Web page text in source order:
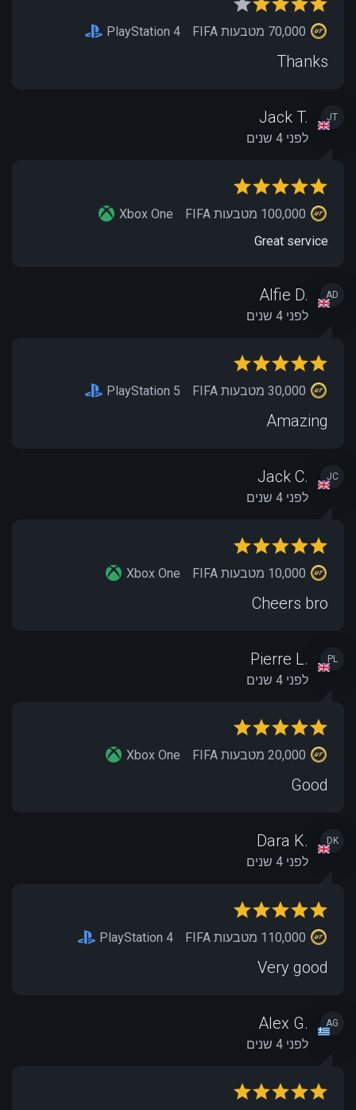
PlayStation 4
Thanks
JT
Jack T.
לפני 4 שנים
Xbox One
Great service
AD
Alfie D.
לפני 4 שנים
PlayStation 5
Amazing
JC
Jack C.
לפני 4 שנים
Xbox One
Cheers bro
PL
Pierre L.
לפני 4 שנים
Xbox One
Good
DK
Dara K.
לפני 4 שנים
PlayStation 4
Very good
AG
Alex G.
לפני 4 שנים